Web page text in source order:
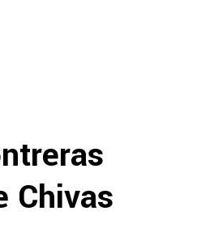
Chivas